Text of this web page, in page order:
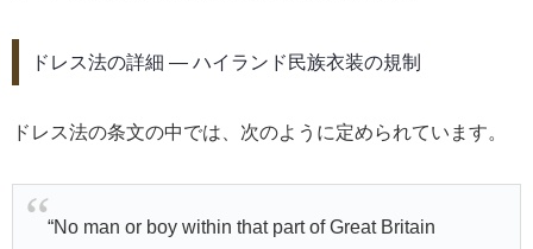
ドレス法の詳細 ― ハイランド民族衣装の規制
ドレス法の条文の中では、次のように定められています。
“No man or boy within that part of Great Britain